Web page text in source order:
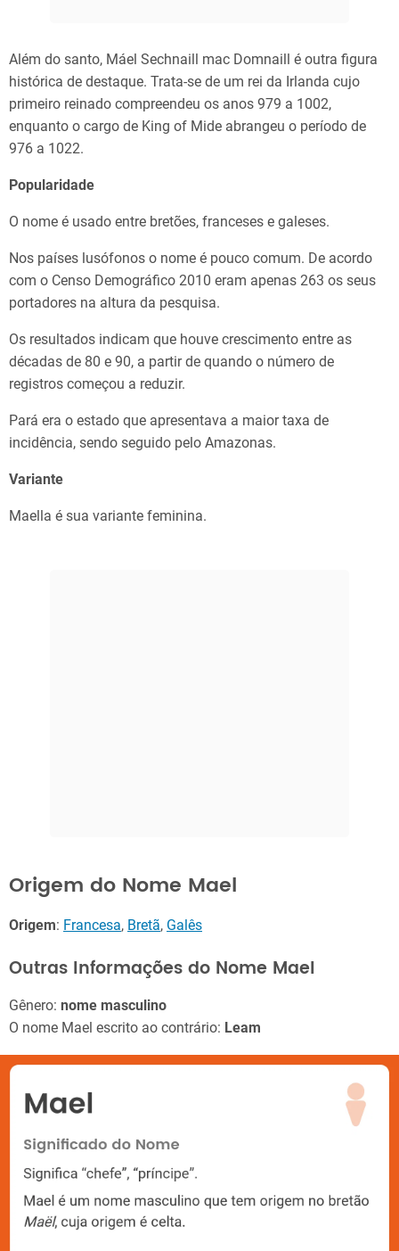
Além do santo, Máel Sechnaill mac Domnaill é outra figura
histórica de destaque. Trata-se de um rei da Irlanda cujo
primeiro reinado compreendeu os anos 979 a 1002,
enquanto o cargo de King of Mide abrangeu o período de
976 a 1022.
Popularidade
O nome é usado entre bretões, franceses e galeses.
Nos países lusófonos o nome é pouco comum. De acordo
com o Censo Demográfico 2010 eram apenas 263 os seus
portadores na altura da pesquisa.
Os resultados indicam que houve crescimento entre as
décadas de 80 e 90, a partir de quando o número de
registros começou a reduzir.
Pará era o estado que apresentava a maior taxa de
incidência, sendo seguido pelo Amazonas.
Variante
Maella é sua variante feminina.
Origem do Nome Mael
Origem: Francesa, Bretã, Galês
Outras Informações do Nome Mael
Gênero: nome masculino
O nome Mael escrito ao contrário: Leam